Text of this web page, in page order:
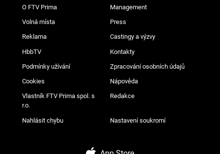
O FTV Prima Management
Volná místa Press
Reklama Castingy a výzvy
HbbTV Kontakty
Podmínky užívání Zpracování osobních údajů
Cookies Nápověda
Vlastník FTV Prima spol. s
r.o.
Redakce
Nahlásit chybu Nastavení soukromí